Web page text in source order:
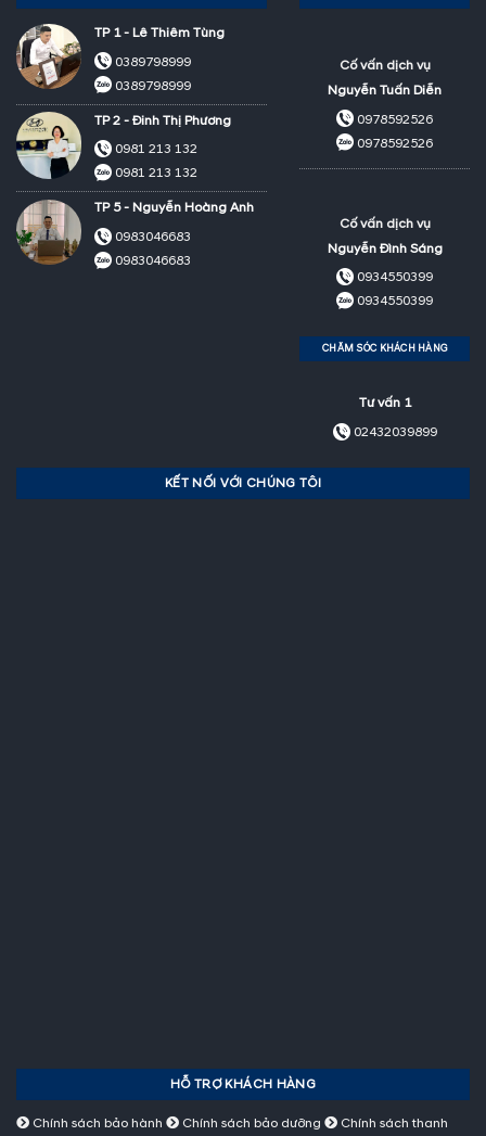
TP 1 - Lê Thiêm Tùng
0389798999
0389798999
TP 2 - Đinh Thị Phương
0981 213 132
0981 213 132
TP 5 - Nguyễn Hoàng Anh
0983046683
0983046683
Cố vấn dịch vụ
Nguyễn Tuấn Diễn
0978592526
0978592526
Cố vấn dịch vụ
Nguyễn Đình Sáng
0934550399
0934550399
CHĂM SÓC KHÁCH HÀNG
Tư vấn 1
02432039899
KẾT NỐI VỚI CHÚNG TÔI
HỖ TRỢ KHÁCH HÀNG
Chính sách bảo hành Chính sách bảo dưỡng
Chính sách thanh